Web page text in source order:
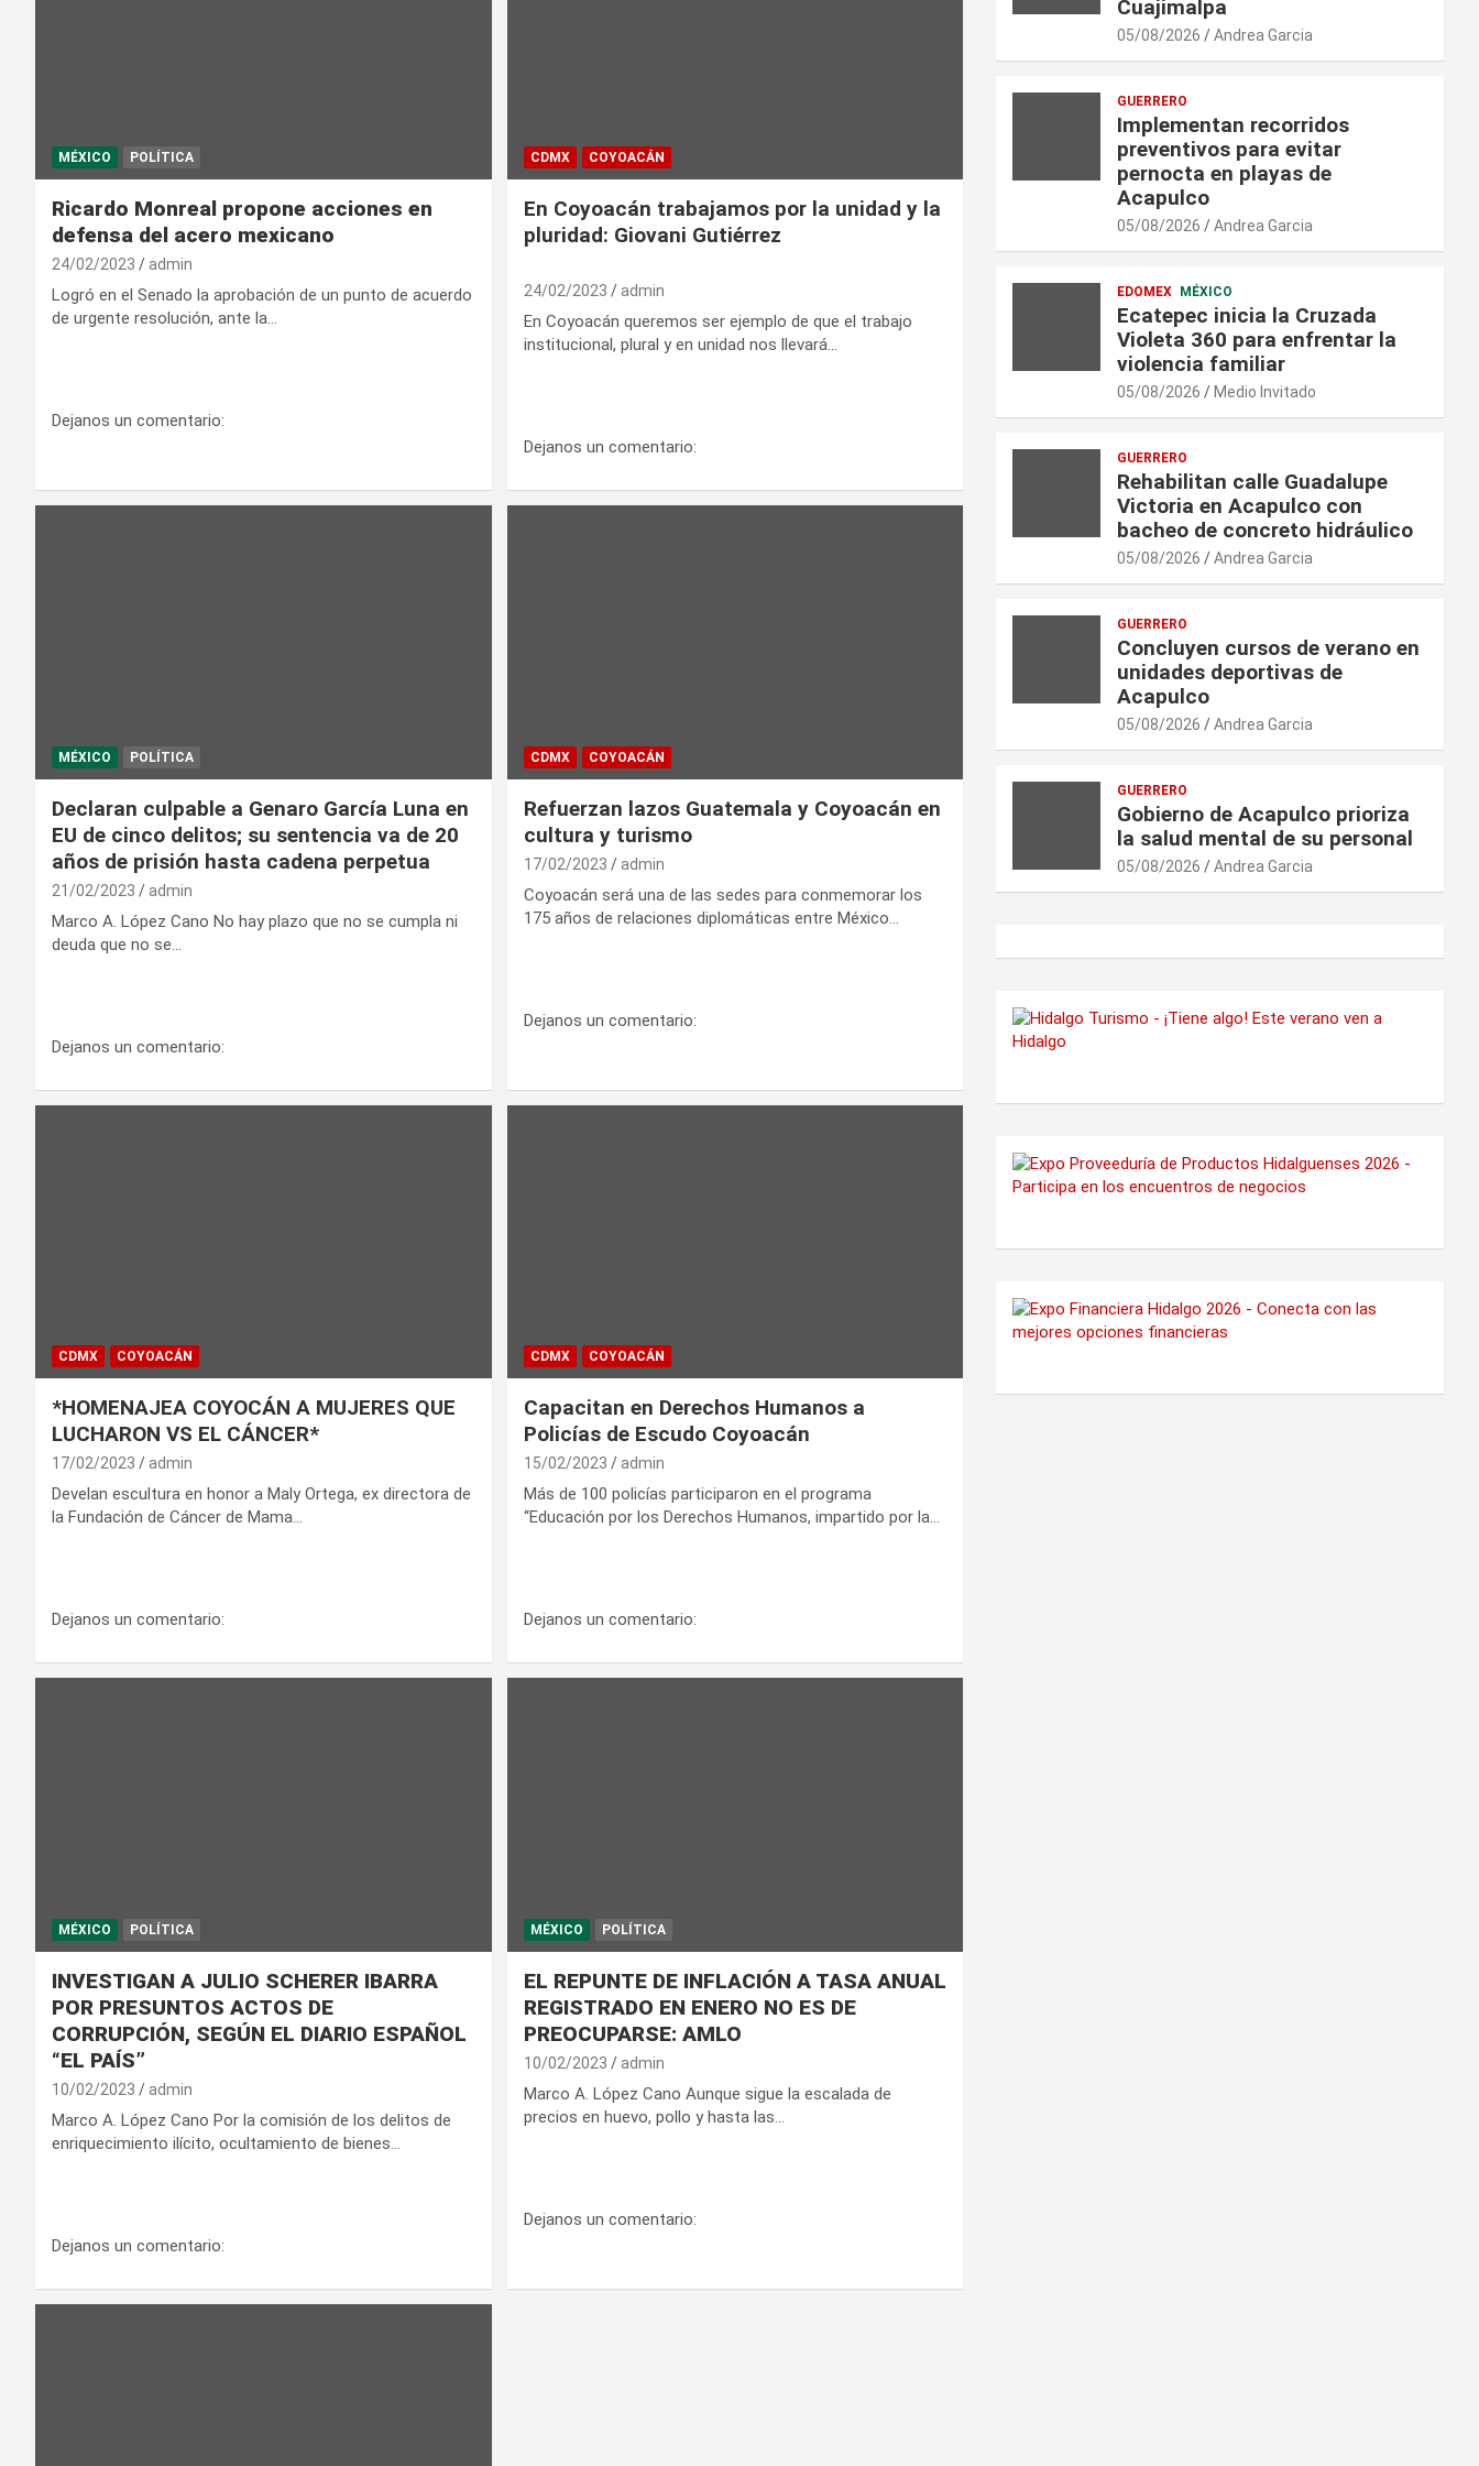
MÉXICO POLÍTICA
Ricardo Monreal propone acciones en
defensa del acero mexicano
24/02/2023 admin
Logró en el Senado la aprobación de un punto de acuerdo
de urgente resolución, ante la…
Dejanos un comentario:
CDMX COYOACÁN
En Coyoacán trabajamos por la unidad y la
pluridad: Giovani Gutiérrez
24/02/2023 admin
En Coyoacán queremos ser ejemplo de que el trabajo
institucional, plural y en unidad nos llevará…
Dejanos un comentario:
MÉXICO POLÍTICA
Declaran culpable a Genaro García Luna en
EU de cinco delitos; su sentencia va de 20
años de prisión hasta cadena perpetua
21/02/2023 admin
Marco A. López Cano No hay plazo que no se cumpla ni
deuda que no se…
Dejanos un comentario:
CDMX COYOACÁN
Refuerzan lazos Guatemala y Coyoacán en
cultura y turismo
17/02/2023 admin
Coyoacán será una de las sedes para conmemorar los
175 años de relaciones diplomáticas entre México…
Dejanos un comentario:
CDMX COYOACÁN
*HOMENAJEA COYOCÁN A MUJERES QUE
LUCHARON VS EL CÁNCER*
17/02/2023 admin
Develan escultura en honor a Maly Ortega, ex directora de
la Fundación de Cáncer de Mama…
Dejanos un comentario:
CDMX COYOACÁN
Capacitan en Derechos Humanos a
Policías de Escudo Coyoacán
15/02/2023 admin
Más de 100 policías participaron en el programa
“Educación por los Derechos Humanos, impartido por la…
Dejanos un comentario:
MÉXICO POLÍTICA
INVESTIGAN A JULIO SCHERER IBARRA
POR PRESUNTOS ACTOS DE
CORRUPCIÓN, SEGÚN EL DIARIO ESPAÑOL
“EL PAÍS”
10/02/2023 admin
Marco A. López Cano Por la comisión de los delitos de
enriquecimiento ilícito, ocultamiento de bienes…
Dejanos un comentario:
MÉXICO POLÍTICA
EL REPUNTE DE INFLACIÓN A TASA ANUAL
REGISTRADO EN ENERO NO ES DE
PREOCUPARSE: AMLO
10/02/2023 admin
Marco A. López Cano Aunque sigue la escalada de
precios en huevo, pollo y hasta las…
Dejanos un comentario:
Cuajimalpa
05/08/2026 Andrea Garcia
GUERRERO
Implementan recorridos
preventivos para evitar
pernocta en playas de
Acapulco
05/08/2026 Andrea Garcia
EDOMEX MÉXICO
Ecatepec inicia la Cruzada
Violeta 360 para enfrentar la
violencia familiar
05/08/2026 Medio Invitado
GUERRERO
Rehabilitan calle Guadalupe
Victoria en Acapulco con
bacheo de concreto hidráulico
05/08/2026 Andrea Garcia
GUERRERO
Concluyen cursos de verano en
unidades deportivas de
Acapulco
05/08/2026 Andrea Garcia
GUERRERO
Gobierno de Acapulco prioriza
la salud mental de su personal
05/08/2026 Andrea Garcia